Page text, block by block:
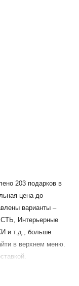
203 подарков в
цена до
варианты –
Интерьерные
и т.д., больше
в верхнем меню.